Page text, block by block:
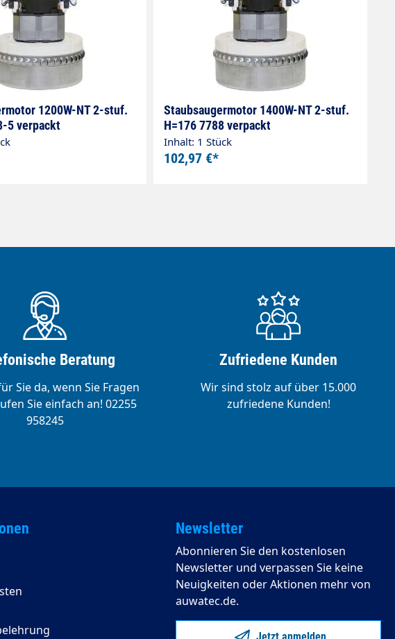
1200W-NT 2-stuf.
5 verpackt
Staubsaugermotor 1400W-NT 2-stuf.
H=176 7788 verpackt
Inhalt: 1 Stück
102,97 €*
Beratung
Sie da, wenn Sie Fragen
Sie einfach an! 02255
958245
Zufriedene Kunden
Wir sind stolz auf über 15.000
zufriedene Kunden!
Newsletter
Abonnieren Sie den kostenlosen
Newsletter und verpassen Sie keine
Neuigkeiten oder Aktionen mehr von
auwatec.de.